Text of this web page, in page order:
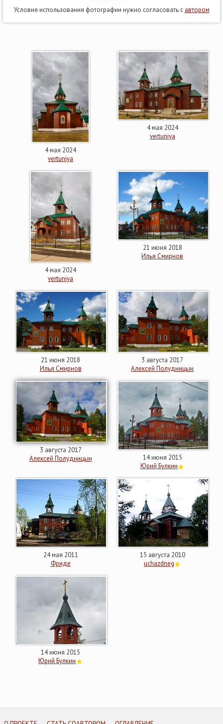
Условия использования фотографии нужно согласовать с автором
4 мая 2024
vertuniya
4 мая 2024
vertuniya
4 мая 2024
vertuniya
21 июня 2018
Илья Смирнов
21 июня 2018
Илья Смирнов
3 августа 2017
Алексей Полудницын
3 августа 2017
Алексей Полудницын
14 июня 2015
Юрий Булкин
24 мая 2011
Фриде
15 августа 2010
uchazdneg
14 июня 2015
Юрий Булкин